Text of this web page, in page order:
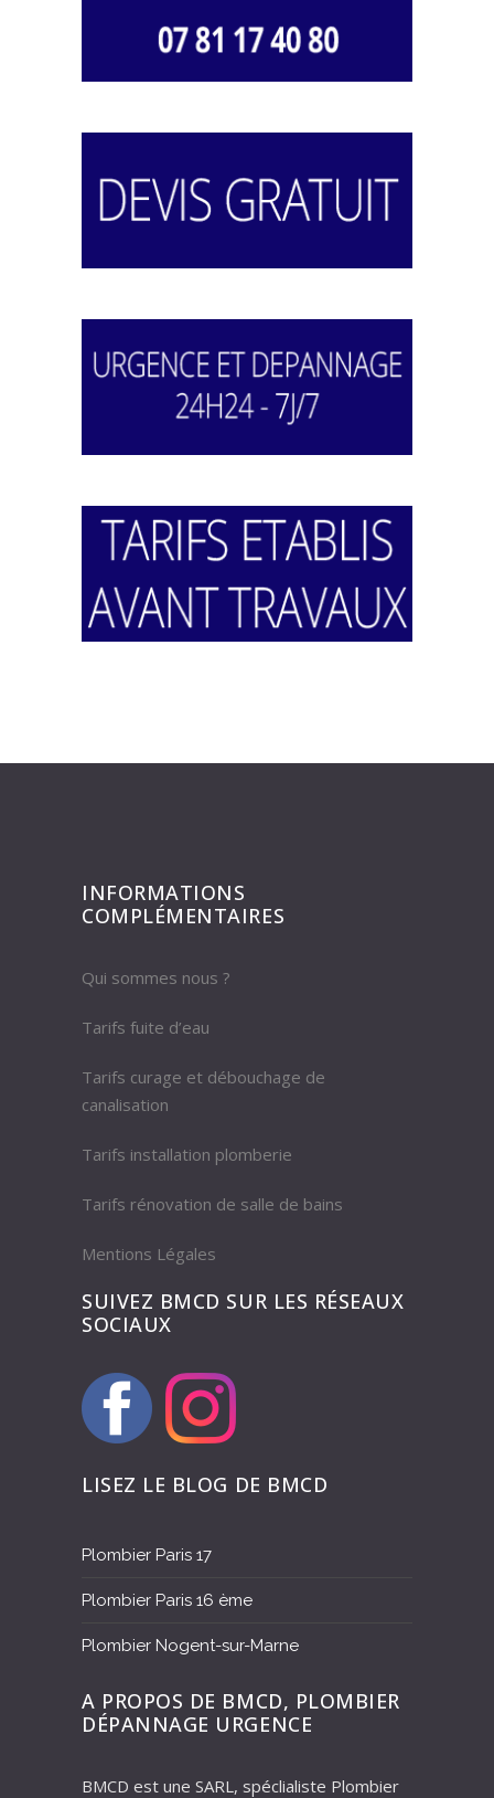
INFORMATIONS
COMPLÉMENTAIRES
Qui sommes nous ?
Tarifs fuite d’eau
Tarifs curage et débouchage de
canalisation
Tarifs installation plomberie
Tarifs rénovation de salle de bains
Mentions Légales
SUIVEZ BMCD SUR LES RÉSEAUX
SOCIAUX
LISEZ LE BLOG DE BMCD
Plombier Paris 17
Plombier Paris 16 ème
Plombier Nogent-sur-Marne
A PROPOS DE BMCD, PLOMBIER
DÉPANNAGE URGENCE
BMCD est une SARL, spéclialiste Plombier